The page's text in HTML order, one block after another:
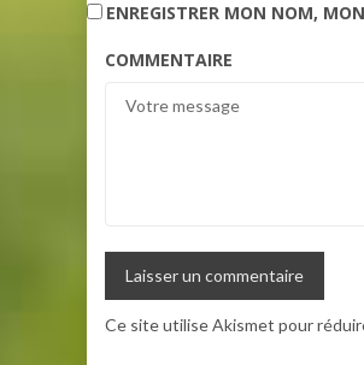
ENREGISTRER MON NOM,
COMMENTAIRE
Ce site utilise Akismet pour